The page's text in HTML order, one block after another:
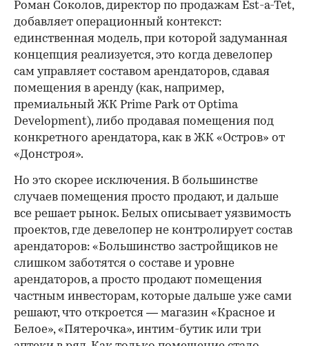
Роман Соколов, директор по продажам Est-a-Tet,
добавляет операционный контекст:
единственная модель, при которой задуманная
концепция реализуется, это когда девелопер
сам управляет составом арендаторов, сдавая
помещения в аренду (как, например,
премиальный ЖК Prime Park от Optima
Development), либо продавая помещения под
конкретного арендатора, как в ЖК «Остров» от
«Донстроя».
Но это скорее исключения. В большинстве
случаев помещения просто продают, и дальше
все решает рынок. Белых описывает уязвимость
проектов, где девелопер не контролирует состав
арендаторов: «Большинство застройщиков не
слишком заботятся о составе и уровне
арендаторов, а просто продают помещения
частным инвесторам, которые дальше уже сами
решают, что откроется — магазин «Красное и
Белое», «Пятерочка», интим-бутик или три